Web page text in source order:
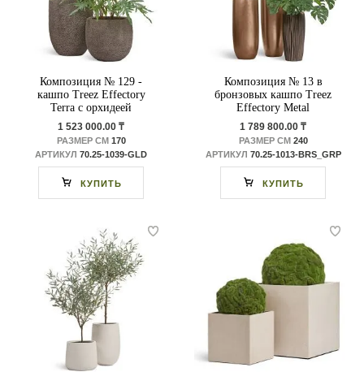
Композиция № 129 -
кашпо Treez Effectory
Terra с орхидеей
1 523 000.00 ₸
РАЗМЕР СМ 170
АРТИКУЛ 70.25-1039-GLD
КУПИТЬ
Композиция № 13 в
бронзовых кашпо Treez
Effectory Metal
1 789 800.00 ₸
РАЗМЕР СМ 240
АРТИКУЛ 70.25-1013-BRS_GRP
КУПИТЬ